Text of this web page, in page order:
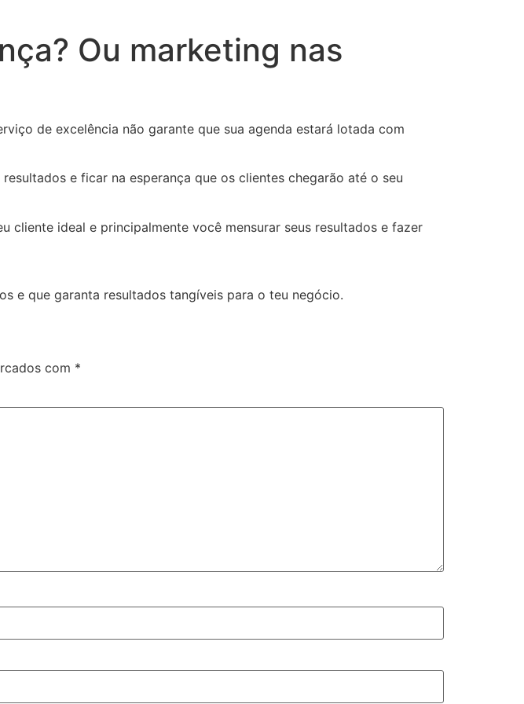
Ou marketing nas
de excelência não garante que sua agenda estará lotada com
e ficar na esperança que os clientes chegarão até o seu
cliente ideal e principalmente você mensurar seus resultados e fazer
e que garanta resultados tangíveis para o teu negócio.
com *